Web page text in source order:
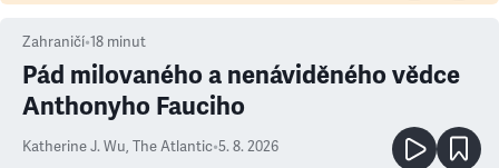
Zahraničí•18 minut
Pád milovaného a nenáviděného vědce
Anthonyho Fauciho
Katherine J. Wu, The Atlantic•5. 8. 2026